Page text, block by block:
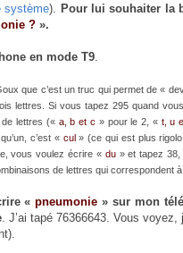
système). Pour lui souhaiter la
? ».
en mode T9
que c’est un truc qui permet de «
lettres. Si vous tapez 295 quand
de lettres (« a, b et c » pour le 2, «t, u
c’est « cul» (ce qui est plus
vous voulez écrire « du» et tapez 38,
de lettres qui
« pneumonie » sur mon
. J’ai tapé 76366643. Vous